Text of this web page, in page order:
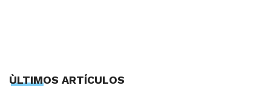
ÙLTIMOS ARTÍCULOS